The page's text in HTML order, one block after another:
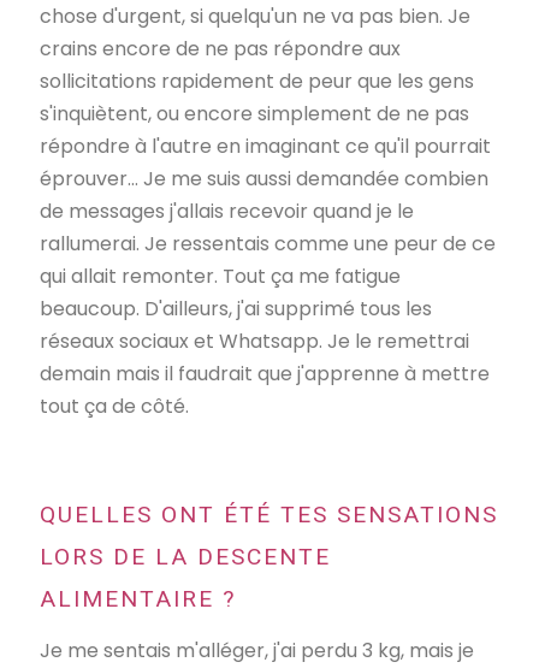
chose d'urgent, si quelqu'un ne va pas bien. Je
crains encore de ne pas répondre aux
sollicitations rapidement de peur que les gens
s'inquiètent, ou encore simplement de ne pas
répondre à l'autre en imaginant ce qu'il pourrait
éprouver... Je me suis aussi demandée combien
de messages j'allais recevoir quand je le
rallumerai. Je ressentais comme une peur de ce
qui allait remonter. Tout ça me fatigue
beaucoup. D'ailleurs, j'ai supprimé tous les
réseaux sociaux et Whatsapp. Je le remettrai
demain mais il faudrait que j'apprenne à mettre
tout ça de côté.
QUELLES ONT ÉTÉ TES SENSATIONS
LORS DE LA DESCENTE
ALIMENTAIRE ?
Je me sentais m'alléger, j'ai perdu 3 kg, mais je